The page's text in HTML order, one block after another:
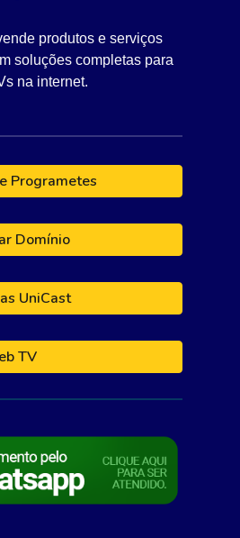
produtos e serviços
soluções completas para
na internet.
Programetes
Domínio
UniCast
TV